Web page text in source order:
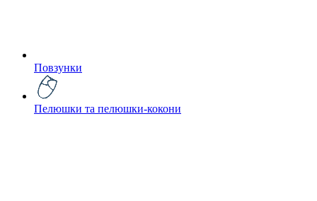
Повзунки
Пелюшки та пелюшки-кокони